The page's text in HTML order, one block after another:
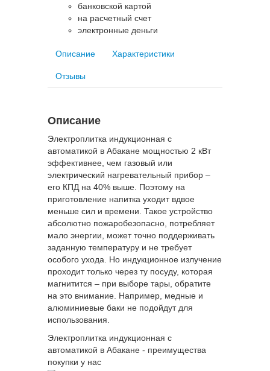
банковской картой
на расчетный счет
электронные деньги
Описание Характеристики
Отзывы
Описание
Электроплитка индукционная с
автоматикой в Абакане мощностью 2 кВт
эффективнее, чем газовый или
электрический нагревательный прибор –
его КПД на 40% выше. Поэтому на
приготовление напитка уходит вдвое
меньше сил и времени. Такое устройство
абсолютно пожаробезопасно, потребляет
мало энергии, может точно поддерживать
заданную температуру и не требует
особого ухода. Но индукционное излучение
проходит только через ту посуду, которая
магнитится – при выборе тары, обратите
на это внимание. Например, медные и
алюминиевые баки не подойдут для
использования.
Электроплитка индукционная с
автоматикой в Абакане - преимущества
покупки у нас